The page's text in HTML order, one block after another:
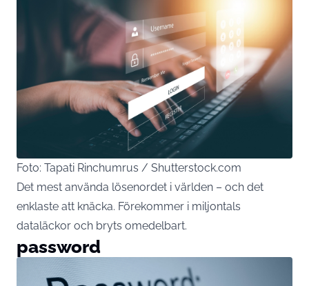
Foto: Tapati Rinchumrus / Shutterstock.com
Det mest använda lösenordet i världen – och det
enklaste att knäcka. Förekommer i miljontals
dataläckor och bryts omedelbart.
password